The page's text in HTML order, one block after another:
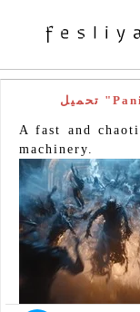
A fast and
machinery.